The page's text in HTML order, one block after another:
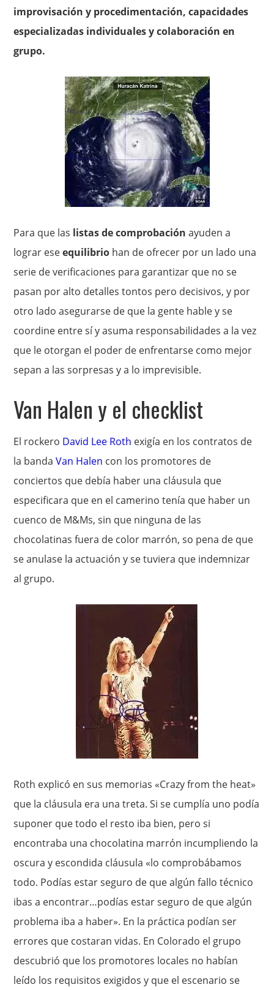
improvisación y procedimentación, capacidades
especializadas individuales y colaboración en
grupo.
Para que las listas de comprobación ayuden a
lograr eseequilibrio han de ofrecer por un lado una
serie de verificaciones para garantizar que no se
pasan por alto detalles tontos pero decisivos, y por
otro lado asegurarse de que la gente hable y se
coordine entre sí y asuma responsabilidades a la vez
que le otorgan el poder de enfrentarse como mejor
sepan a las sorpresas y a lo imprevisible.
Van Halen y el checklist
El rockero David Lee Roth exigía en los contratos de
la bandaVan Halen con los promotores de
conciertos que debía haber una cláusula que
especificara que en el camerino tenía que haber un
cuenco de M&Ms, sin que ninguna de las
chocolatinas fuera de color marrón, so pena de que
se anulase la actuación y se tuviera que indemnizar
al grupo.
Roth explicó en sus memorias «Crazy from the heat»
que la cláusula era una treta. Si se cumplía uno podía
suponer que todo el resto iba bien, pero si
encontraba una chocolatina marrón incumpliendo la
oscura y escondida cláusula «lo comprobábamos
todo. Podías estar seguro de que algún fallo técnico
ibas a encontrar…podías estar seguro de que algún
problema iba a haber». En la práctica podían ser
errores que costaran vidas. En Colorado el grupo
descubrió que los promotores locales no habían
leído los requisitos exigidos y que el escenario se